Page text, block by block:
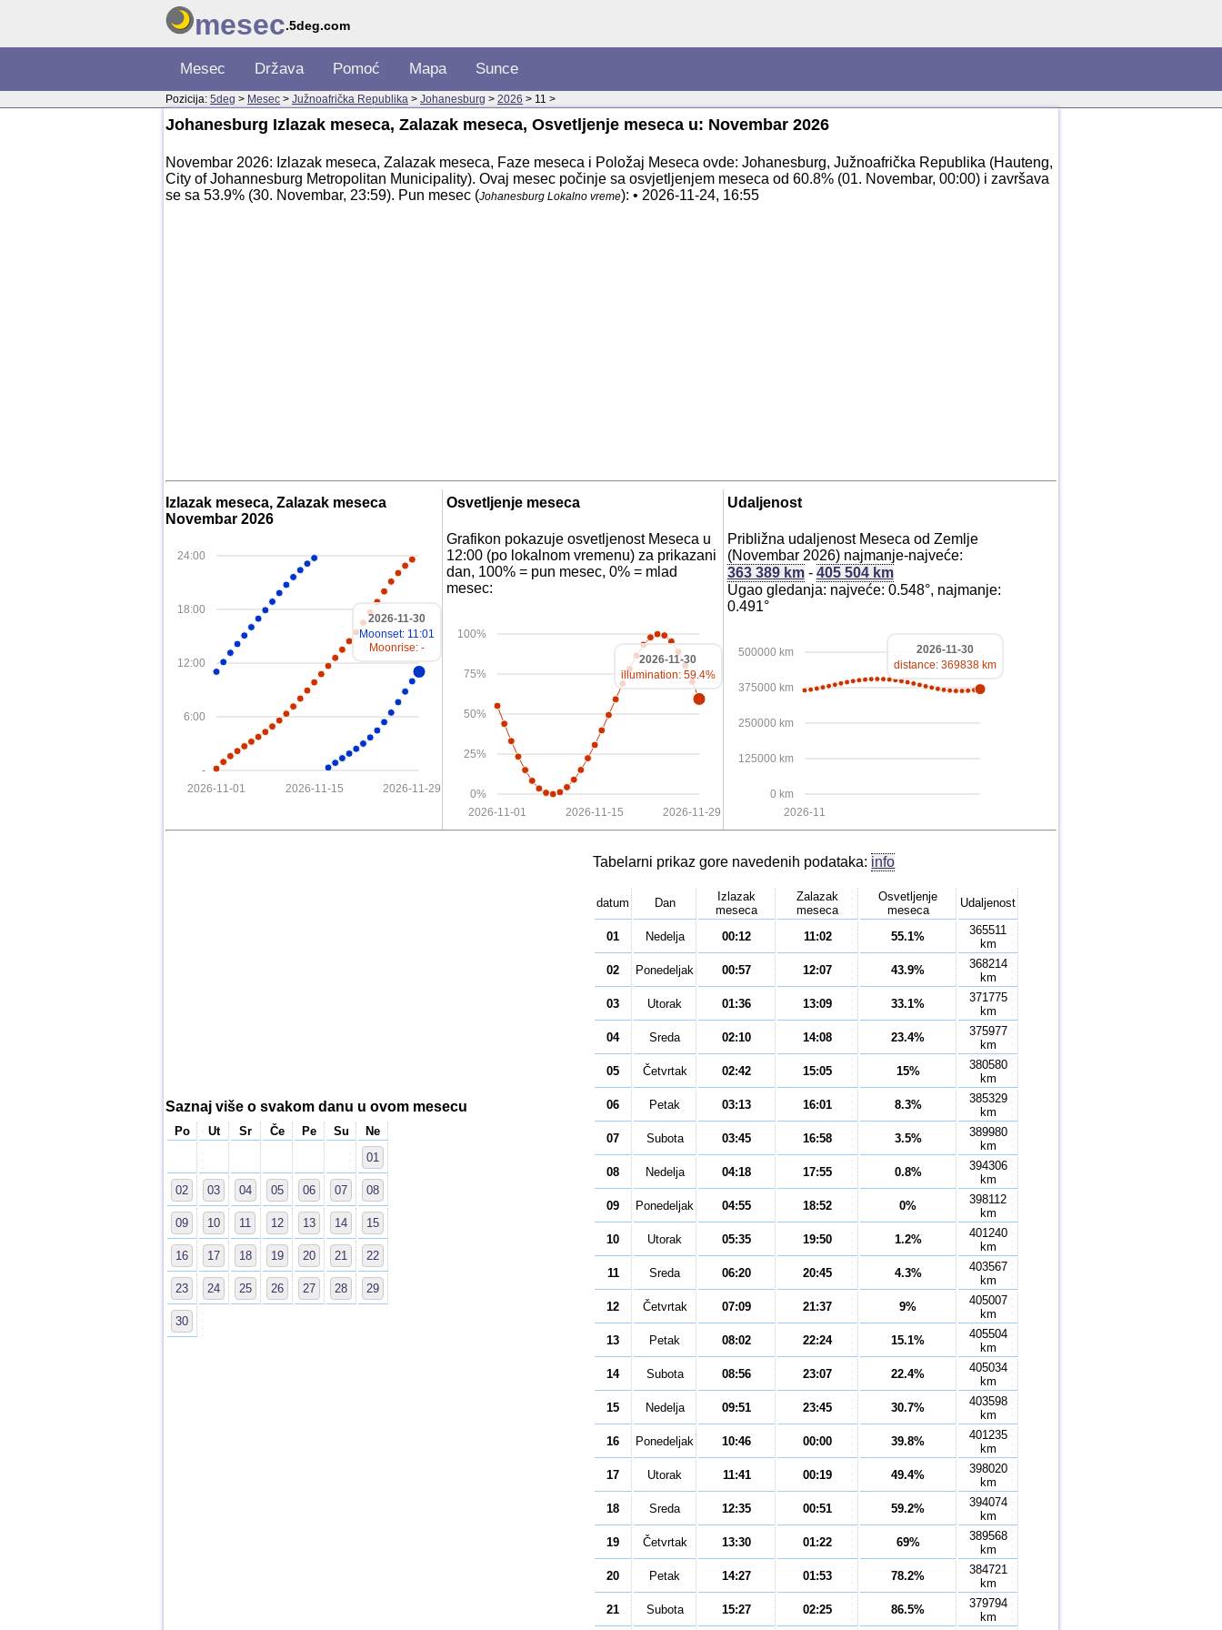
mesec.5deg.com
Mesec Država Pomoć Mapa Sunce
Pozicija: 5deg > Mesec > Južnoafrička Republika > Johanesburg > 2026 > 11 >
Johanesburg Izlazak meseca, Zalazak meseca, Osvetljenje meseca u: Novembar 2026
Novembar 2026: Izlazak meseca, Zalazak meseca, Faze meseca i Položaj Meseca ovde: Johanesburg, Južnoafrička Republika (Hauteng,
City of Johannesburg Metropolitan Municipality). Ovaj mesec počinje sa osvjetljenjem meseca od 60.8% (01. Novembar, 00:00) i završava
se sa 53.9% (30. Novembar, 23:59). Pun mesec (Johanesburg Lokalno vreme): • 2026-11-24, 16:55
Izlazak meseca, Zalazak meseca
Novembar 2026
-
6:00
12:00
18:00
24:00
2026-11-29
2026-11-15
2026-11-01
2026-11-30
Moonset: 11:01
Moonrise: -
Osvetljenje meseca
Grafikon pokazuje osvetljenost Meseca u
12:00 (po lokalnom vremenu) za prikazani
dan, 100% = pun mesec, 0% = mlad
mesec:
0%
25%
50%
75%
100%
2026-11-29
2026-11-15
2026-11-01
2026-11-30
illumination: 59.4%
Udaljenost
Približna udaljenost Meseca od Zemlje
(Novembar 2026) najmanje-najveće:
363 389 km- 405 504 km
Ugao gledanja: najveće: 0.548°, najmanje:
0.491°
0 km
125000 km
250000 km
375000 km
500000 km
2026-11
2026-11-30
distance: 369838 km
Saznaj više o svakom danu u ovom mesecu
Po Ut Sr Če Pe Su
Ne
01
02 03 04 05 06 07 08
09 10 11 12 13 14 15
16 17 18 19 20 21 22
23 24 25 26 27 28 29
30
Tabelarni prikaz gore navedenih podataka: info
datum Dan
Izlazak
meseca
Zalazak
meseca
Osvetljenje
meseca
Udaljenost
01 Nedelja 00:12 11:02 55.1%
365511
km
02
Ponedeljak 00:57 12:07 43.9%
368214
km
03
Utorak 01:36 13:09 33.1%
371775
km
04
Sreda 02:10 14:08 23.4%
375977
km
05
Četvrtak 02:42 15:05 15%
380580
km
06
Petak 03:13 16:01 8.3%
385329
km
07
Subota 03:45 16:58 3.5%
389980
km
08
Nedelja 04:18 17:55 0.8%
394306
km
09
Ponedeljak 04:55 18:52 0%
398112
km
10
Utorak 05:35 19:50 1.2%
401240
km
11
Sreda 06:20 20:45 4.3%
403567
km
12
Četvrtak 07:09 21:37 9%
405007
km
13
Petak 08:02 22:24 15.1%
405504
km
14
Subota 08:56 23:07 22.4%
405034
km
15
Nedelja 09:51 23:45 30.7%
403598
km
16
Ponedeljak 10:46 00:00 39.8%
401235
km
17
Utorak 11:41 00:19 49.4%
398020
km
18
Sreda 12:35 00:51 59.2%
394074
km
19
Četvrtak 13:30 01:22 69%
389568
km
20
Petak 14:27 01:53 78.2%
384721
km
21
Subota 15:27 02:25 86.5%
379794
km